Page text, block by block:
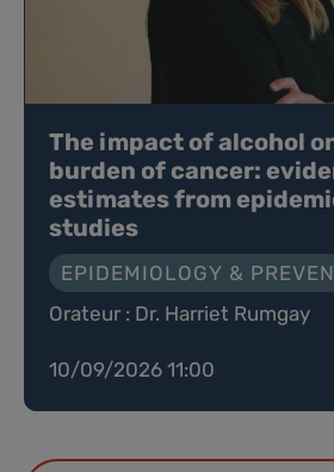
The impact of alcohol
burden of cancer:
estimates from
studies
EPIDEMIOLOGY &
Orateur : Dr. Harriet Rumgay
10/09/2026 11:00